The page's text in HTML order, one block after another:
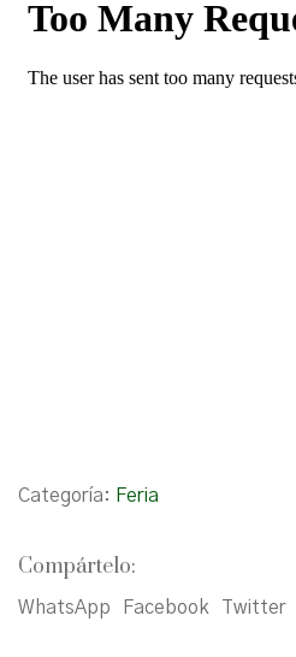
Categoría: Feria
Compártelo:
WhatsApp Facebook Twitter